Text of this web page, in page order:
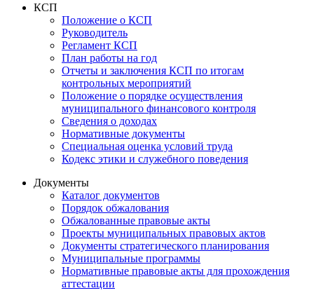
КСП
Положение о КСП
Руководитель
Регламент КСП
План работы на год
Отчеты и заключения КСП по итогам
контрольных мероприятий
Положение о порядке осуществления
муниципального финансового контроля
Сведения о доходах
Нормативные документы
Специальная оценка условий труда
Кодекс этики и служебного поведения
Документы
Каталог документов
Порядок обжалования
Обжалованные правовые акты
Проекты муниципальных правовых актов
Документы стратегического планирования
Муниципальные программы
Нормативные правовые акты для прохождения
аттестации